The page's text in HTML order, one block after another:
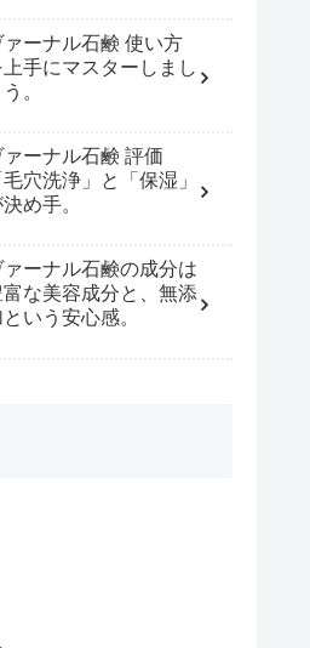
ァーナル石鹸 使い方
上手にマスターしまし
う。
ァーナル石鹸 評価
毛穴洗浄」と「保湿」
め手。
ァーナル石鹸の成分は
富な美容成分と、無添
という安心感。